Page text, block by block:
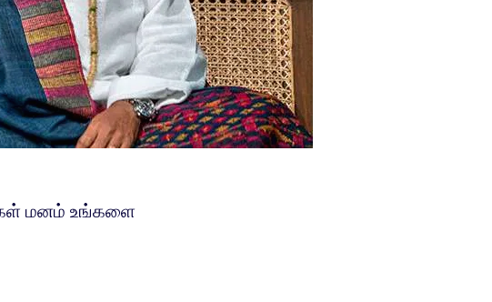
மனம் உங்களை